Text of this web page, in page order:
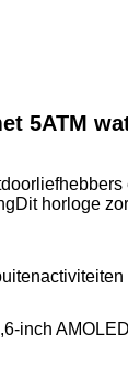
5ATM
horloge
inch